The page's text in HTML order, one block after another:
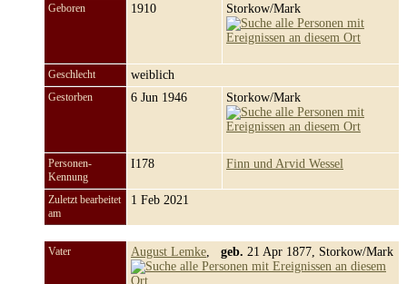
Geboren 1910 Storkow/Mark
Geschlecht weiblich
Gestorben 6 Jun 1946 Storkow/Mark
Personen-
Kennung
I178 Finn und Arvid Wessel
Zuletzt bearbeitet
am
1 Feb 2021
Vater August Lemke geb. 21 Apr 1877, Storkow/Mark